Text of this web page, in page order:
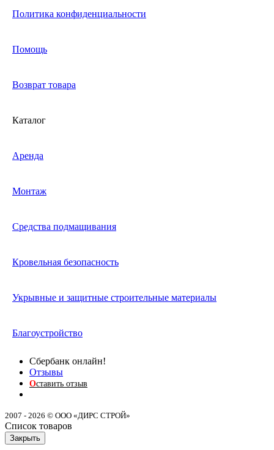
Политика конфиденциальности
Помощь
Возврат товара
Каталог
Аренда
Монтаж
Средства подмащивания
Кровельная безопасность
Укрывные и защитные строительные материалы
Благоустройство
Сбербанк онлайн!
Отзывы
Оставить отзыв
2007 - 2026 © ООО «ДИРС СТРОЙ»
Список товаров
Закрыть